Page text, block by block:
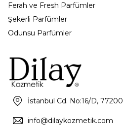
Ferah ve Fresh Parfümler
Şekerli Parfümler
Odunsu Parfümler
İstanbul Cd. No:16/D, 77200
info@dilaykozmetik.com